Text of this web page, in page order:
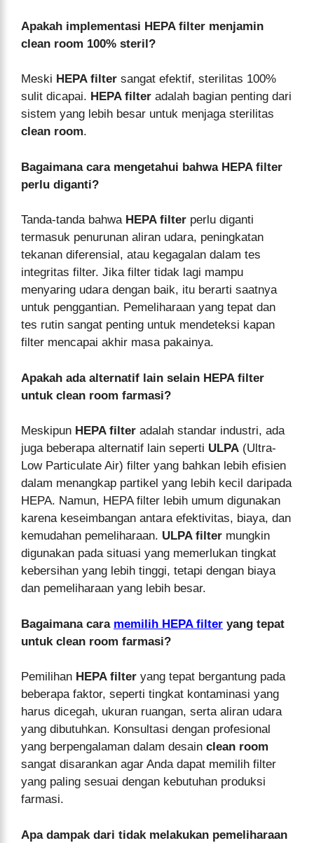
Apakah implementasi HEPA filter menjamin
clean room 100% steril?
Meski HEPA filter sangat efektif, sterilitas 100%
sulit dicapai. HEPA filter adalah bagian penting dari
sistem yang lebih besar untuk menjaga sterilitas
clean room.
Bagaimana cara mengetahui bahwa HEPA filter
perlu diganti?
Tanda-tanda bahwa HEPA filter perlu diganti
termasuk penurunan aliran udara, peningkatan
tekanan diferensial, atau kegagalan dalam tes
integritas filter. Jika filter tidak lagi mampu
menyaring udara dengan baik, itu berarti saatnya
untuk penggantian. Pemeliharaan yang tepat dan
tes rutin sangat penting untuk mendeteksi kapan
filter mencapai akhir masa pakainya.
Apakah ada alternatif lain selain HEPA filter
untuk clean room farmasi?
Meskipun HEPA filter adalah standar industri, ada
juga beberapa alternatif lain seperti ULPA (Ultra-
Low Particulate Air) filter yang bahkan lebih efisien
dalam menangkap partikel yang lebih kecil daripada
HEPA. Namun, HEPA filter lebih umum digunakan
karena keseimbangan antara efektivitas, biaya, dan
kemudahan pemeliharaan. ULPA filter mungkin
digunakan pada situasi yang memerlukan tingkat
kebersihan yang lebih tinggi, tetapi dengan biaya
dan pemeliharaan yang lebih besar.
Bagaimana cara memilih HEPA filter yang tepat
untuk clean room farmasi?
Pemilihan HEPA filter yang tepat bergantung pada
beberapa faktor, seperti tingkat kontaminasi yang
harus dicegah, ukuran ruangan, serta aliran udara
yang dibutuhkan. Konsultasi dengan profesional
yang berpengalaman dalam desain clean room
sangat disarankan agar Anda dapat memilih filter
yang paling sesuai dengan kebutuhan produksi
farmasi.
Apa dampak dari tidak melakukan pemeliharaan